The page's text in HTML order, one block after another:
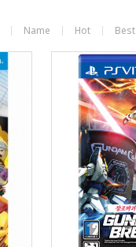
Name Hot Best